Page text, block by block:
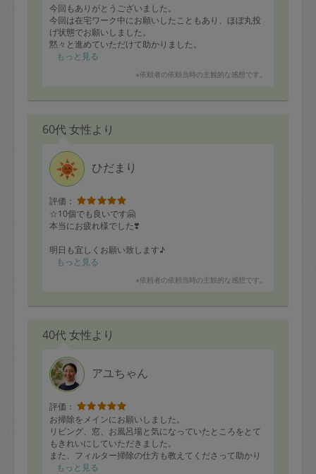
今回もありがとうございました。
今回は在宅ワーク中にお願いしたこともあり、ほぼ丸投
げ状態でお願いしました。
黙々と進めていただけて助かりました。
りとしかご説明していなかったのもあるのですが、一ヶ
らなお良かったかなと思います。
また機会があればよろしくお願いいたします。
もっと見る
※依頼者の依頼当時の主観的な感想です。
60代 女性より
ひだまり
評価：
☆10個でも良いです🤗
本当にお疲れ様でした❣️
明日も宜しくお願い致します♪
もっと見る
※依頼者の依頼当時の主観的な感想です。
40代 女性より
アユちゃん
評価：
お掃除をメインにお願いしました。
リビング、窓、お風呂場と気になっていたところをとて
もきれいにしていただきました。
また、フィルター掃除の仕方も教えてくださって助かり
ました。
もっと見る